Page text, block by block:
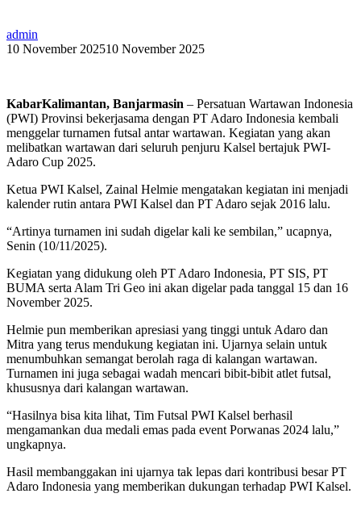
admin
10 November 202510 November 2025
KabarKalimantan, Banjarmasin – Persatuan Wartawan Indonesia
(PWI) Provinsi bekerjasama dengan PT Adaro Indonesia kembali
menggelar turnamen futsal antar wartawan. Kegiatan yang akan
melibatkan wartawan dari seluruh penjuru Kalsel bertajuk PWI-
Adaro Cup 2025.
Ketua PWI Kalsel, Zainal Helmie mengatakan kegiatan ini menjadi
kalender rutin antara PWI Kalsel dan PT Adaro sejak 2016 lalu.
“Artinya turnamen ini sudah digelar kali ke sembilan,” ucapnya,
Senin (10/11/2025).
Kegiatan yang didukung oleh PT Adaro Indonesia, PT SIS, PT
BUMA serta Alam Tri Geo ini akan digelar pada tanggal 15 dan 16
November 2025.
Helmie pun memberikan apresiasi yang tinggi untuk Adaro dan
Mitra yang terus mendukung kegiatan ini. Ujarnya selain untuk
menumbuhkan semangat berolah raga di kalangan wartawan.
Turnamen ini juga sebagai wadah mencari bibit-bibit atlet futsal,
khususnya dari kalangan wartawan.
“Hasilnya bisa kita lihat, Tim Futsal PWI Kalsel berhasil
mengamankan dua medali emas pada event Porwanas 2024 lalu,”
ungkapnya.
Hasil membanggakan ini ujarnya tak lepas dari kontribusi besar PT
Adaro Indonesia yang memberikan dukungan terhadap PWI Kalsel.